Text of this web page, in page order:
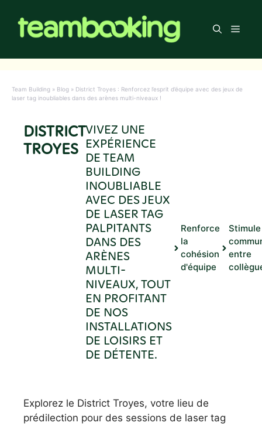
contenu
Menu
Team Building » Blog » District Troyes : Renforcez l’esprit d’équipe avec des jeux de
laser tag inoubliables dans des arènes multi-niveaux !
DISTRICT
TROYES
VIVEZ UNE
EXPÉRIENCE
DE TEAM
BUILDING
INOUBLIABLE
AVEC DES JEUX
DE LASER TAG
PALPITANTS
DANS DES
ARÈNES
MULTI-
NIVEAUX, TOUT
EN PROFITANT
DE NOS
INSTALLATIONS
DE LOISIRS ET
DE DÉTENTE.
Renforce
la
cohésion
d'équipe
entre
Explorez le District Troyes, votre lieu de
prédilection pour des sessions de laser tag